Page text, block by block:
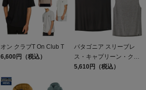
オン クラブT On Club T
6,600円（税込）
パタゴニア スリーブレ
ス・キャプリーン・クー
ル・デイリー・シャツ
5,610円（税込）